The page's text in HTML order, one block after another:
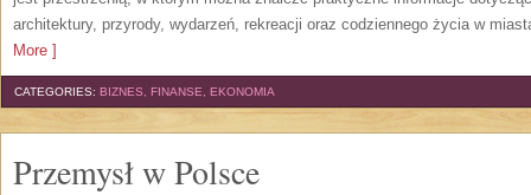
architektury, przyrody, wydarzeń, rekreacji oraz codziennego życia w
More ]
CATEGORIES: BIZNES, FINANSE, EKONOMIA
Przemysł w Polsce